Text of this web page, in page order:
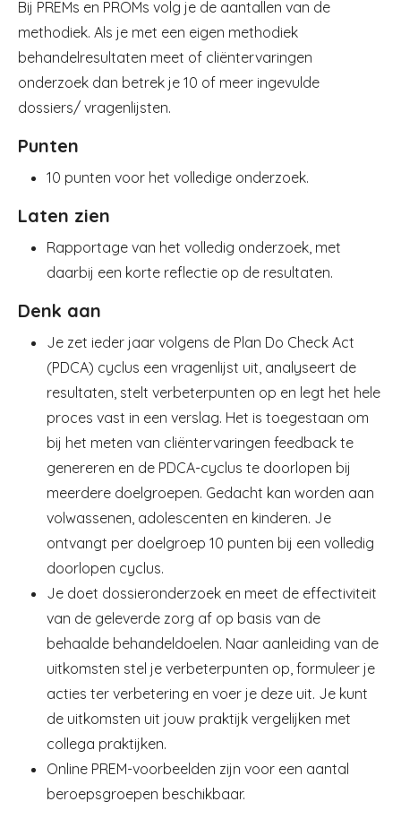
Bij PREMs en PROMs volg je de aantallen van de
methodiek. Als je met een eigen methodiek
behandelresultaten meet of cliëntervaringen
onderzoek dan betrek je 10 of meer ingevulde
dossiers/ vragenlijsten.
Punten
10 punten voor het volledige onderzoek.
Laten zien
Rapportage van het volledig onderzoek, met
daarbij een korte reflectie op de resultaten.
Denk aan
Je zet ieder jaar volgens de Plan Do Check Act
(PDCA) cyclus een vragenlijst uit, analyseert de
resultaten, stelt verbeterpunten op en legt het hele
proces vast in een verslag. Het is toegestaan om
bij het meten van cliëntervaringen feedback te
genereren en de PDCA-cyclus te doorlopen bij
meerdere doelgroepen. Gedacht kan worden aan
volwassenen, adolescenten en kinderen. Je
ontvangt per doelgroep 10 punten bij een volledig
doorlopen cyclus.
Je doet dossieronderzoek en meet de effectiviteit
van de geleverde zorg af op basis van de
behaalde behandeldoelen. Naar aanleiding van de
uitkomsten stel je verbeterpunten op, formuleer je
acties ter verbetering en voer je deze uit. Je kunt
de uitkomsten uit jouw praktijk vergelijken met
collega praktijken.
Online PREM-voorbeelden zijn voor een aantal
beroepsgroepen beschikbaar.